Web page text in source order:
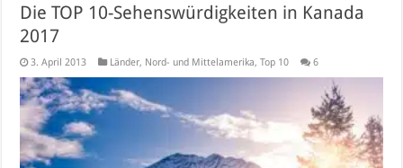
Die TOP 10-Sehenswürdigkeiten in Kanada
2017
3. April 2013 Länder, Nord- und Mittelamerika,Top 10 6